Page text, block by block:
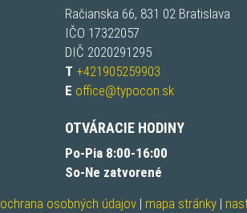
Račianska 66, 831 02 Bratislava
IČO 17322057
DIČ 2020291295
T +421905259903
E office@typocon.sk
OTVÁRACIE HODINY
Po-Pia 8:00-16:00
So-Ne zatvorené
ochrana osobných údajov | mapa stránky |